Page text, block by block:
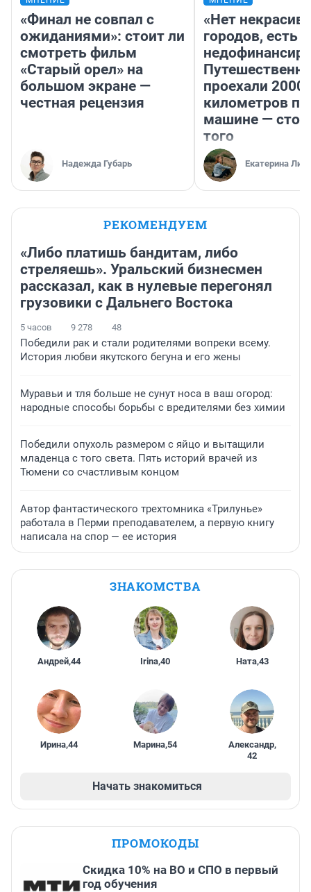
«Финал не совпал с
ожиданиями»: стоит ли
смотреть фильм
«Старый орел» на
большом экране —
честная рецензия
Надежда Губарь
«Нет
городов, есть
проехали 2000
километров по
машине —
того
Екатерина
РЕКОМЕНДУЕМ
«Либо платишь бандитам, либо
стреляешь». Уральский бизнесмен
рассказал, как в нулевые перегонял
грузовики с Дальнего Востока
5 часов 9 278 48
Победили рак и стали родителями вопреки всему.
История любви якутского бегуна и его жены
Муравьи и тля больше не сунут носа в ваш огород:
народные способы борьбы с вредителями без химии
Победили опухоль размером с яйцо и вытащили
младенца с того света. Пять историй врачей из
Тюмени со счастливым концом
Автор фантастического трехтомника «Трилунье»
работала в Перми преподавателем, а первую книгу
написала на спор — ее история
ЗНАКОМСТВА
Андрей,44 Irina,40 Ната,43
Ирина,44 Марина,54 Александр,
42
Начать знакомиться
ПРОМОКОДЫ
Скидка 10% на ВО и СПО в первый
год обучения